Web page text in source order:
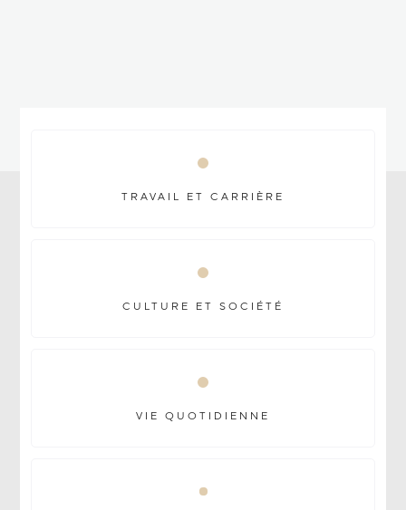
TRAVAIL ET CARRIÈRE
CULTURE ET SOCIÉTÉ
VIE QUOTIDIENNE